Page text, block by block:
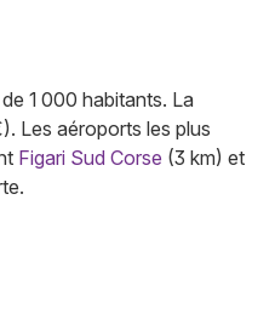
1 000 habitants. La
Les aéroports les plus
Figari Sud Corse (3 km) et